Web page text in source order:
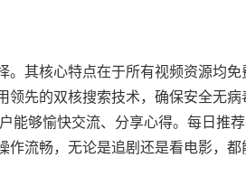
。其核心特点在于所有视频资源均免
先的双核搜索技术，确保安全无病
能够愉快交流、分享心得。每日推
作流畅，无论是追剧还是看电影，都